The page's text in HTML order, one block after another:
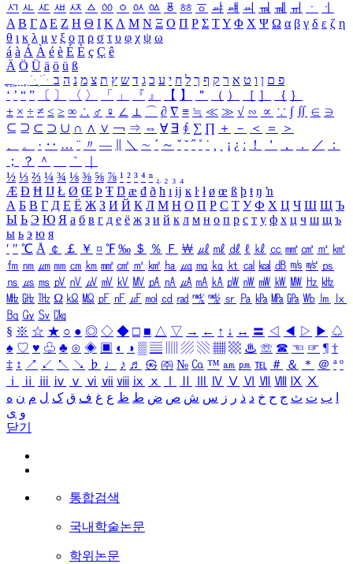
ㅺ ㅻ ㅼ ㅽ ㅾ ㅿ ㆀ ㆁ ㆂ ㆃ ㆄ ㆅ ㆆ ㆇ ㆈ ㆉ ㆊ ㆋ ㆌ ㆍ
ㆎ
Α Β ΓΔ Ε Ζ Η Θ Ι ΚΛ Μ Ν Ξ Ο Π Ρ Σ ΤΥ Φ Χ Ψ Ω α β γ δ ε ζ η
θ ι κ λ μ ν ξ ο π ρ σ τ υ φ χ ψ ω
á à Á À é è É È ç Ç ê
Ä Ö Ü ä ö ü ß
ִֶֹ ֻּ ׁׂ פ ם ן ו ט א ר ק ף ך ל ח י ע כ ג ד ש ץ ת צ מ נ ה ב
‘ ’ “ ” 〔 〕 〈 〉 「 」 『 』 【 】 ＂ （ ） ［ ］ ｛ ｝
± × ÷ ≠ ≤ ≥ ∞ ∴ ♂ ♀ ∠ ⊥ ⌒ ∂ ∇ ≡ ≒ ≪ ≫ √ ∽ ∝ ∵ ∫ ∬ ∈ ∋
⊆ ⊇ ⊂ ⊃ ∪ ∩ ∧ ∨ ￢ ⇒ ⇔ ∀ ∃ ∮ ∑ ∏ ＋ － ＜ ＝
＞
、
。 · ‥ … ¨ 〃 ― ＼ ∼ ´ ～ ˇ ˘ ˝ ˚ ˙ ¸ ¡ ¿ ː ！ ＇ ， ． ／
：
；
？ ＾ ｀
½ ⅓ ⅔ ¼ ¾ ⅛ ⅜ ⅝ ⅞ ¹ ² ³ ⁴ ⁿ ₁ ₂ ₃ ₄
Æ Ð Ħ Ĳ Ł Ø Œ Þ Ŧ Ŋ æ đ ð ħ ı ĳ ĸ ŀ ł ø œ ß þ ŧ ŋ ŉ
А Б В Г Д Е Ё Ж З И Й К Л М Н О П Р С Т У Ф Х Ц Ч Ш Щ Ъ
Ы Ь Э Ю Я а б в г д е ё ж з и й к л м н о п р с т у ф х ц ч ш щ ъ
ы ь э ю я
′ ″ ℃ Å ￠ ￡ ￥ ¤ ℉ ‰ ＄ ％ Ｆ ￦ ㎕ ㎖ ㎗ ℓ ㎘ ㏄ ㎣ ㎤ ㎥ ㎦
㎙ ㎚ ㎛ ㎜ ㎝ ㎞ ㎟ ㎠ ㎡ ㎢ ㏊ ㎍ ㎎ ㎏ ㏏ ㎈ ㎉ ㏈ ㎧ ㎨ ㎰
㎱ ㎲ ㎳ ㎴ ㎵ ㎶ ㎷ ㎸ ㎹ ㎀ ㎁ ㎂ ㎃ ㎄ ㎺ ㎻ ㎽ ㎾ ㎿ ㎐ ㎑
㎒ ㎓ ㎔ Ω ㏀ ㏁ ㎊ ㎋ ㎌ ㏖ ㏅ ㎭ ㎮ ㎯ ㏛ ㎩ ㎪ ㎫ ㎬ ㏝ ㏐
㏓
㏃ ㏉ ㏜ ㏆
§ ※ ☆ ★ ○ ● ◎ ◇ ◆ □ ■ △ ▽ → ← ↑ ↓ ↔ 〓 ◁ ◀ ▷ ▶ ♤
♠ ♡ ♥ ♧ ♣ ⊙ ◈ ▣ ◐ ◑ ▒ ▤ ▨ ▧ ▦ ▩ ♨ ☏ ☎ ☜ ☞ ¶ †
‡ ↕ ↗ ↙ ↖ ↘ ♭ ♩ ♪ ♬ ㉿ ㈜ № ㏇ ™ ㏂ ㏘ ℡ ＃ ＆ ＊ ＠ ª º
ⅰ
ⅱ ⅲ ⅳ ⅴ ⅵ ⅶ ⅷ ⅸ ⅹ Ⅳ Ⅴ Ⅵ Ⅶ Ⅷ Ⅸ Ⅹ
ب ت ث ج ح خ د ذ ر ز س ش ص ض ط ظ ع غ ف ق ک ل م ن ه
و ی
닫기
통합검색
국내학술논문
학위논문